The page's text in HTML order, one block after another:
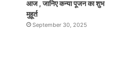
आज , जानिए कन्या पूजन का शुभ
मुहूर्त
September 30, 2025